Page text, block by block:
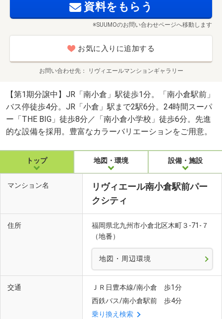
資料をもらう
※SUUMOのお問い合わせページへ移動します
お気に入りに追加する
お問い合わせ先 リヴィエールマンションギャラリー
【第1期分譲中】JR「南小倉」駅徒歩1分。「南小倉駅前」
バス停徒歩4分。JR「小倉」駅まで2駅6分。24時間スーパ
ー「THE BIG」徒歩8分／「南小倉小学校」徒歩6分。先進
的な設備を採用。豊富なカラーバリエーションをご用意。
トップ 地図・環境 設備・施設
マンション名
リヴィエール南小倉駅前パー
クシティ
住所
福岡県北九州市小倉北区木町３-71-７
（地番）
地図・周辺環境
交通
ＪＲ日豊本線/南小倉 歩1分
西鉄バス/南小倉駅前 歩4分
乗り換え検索